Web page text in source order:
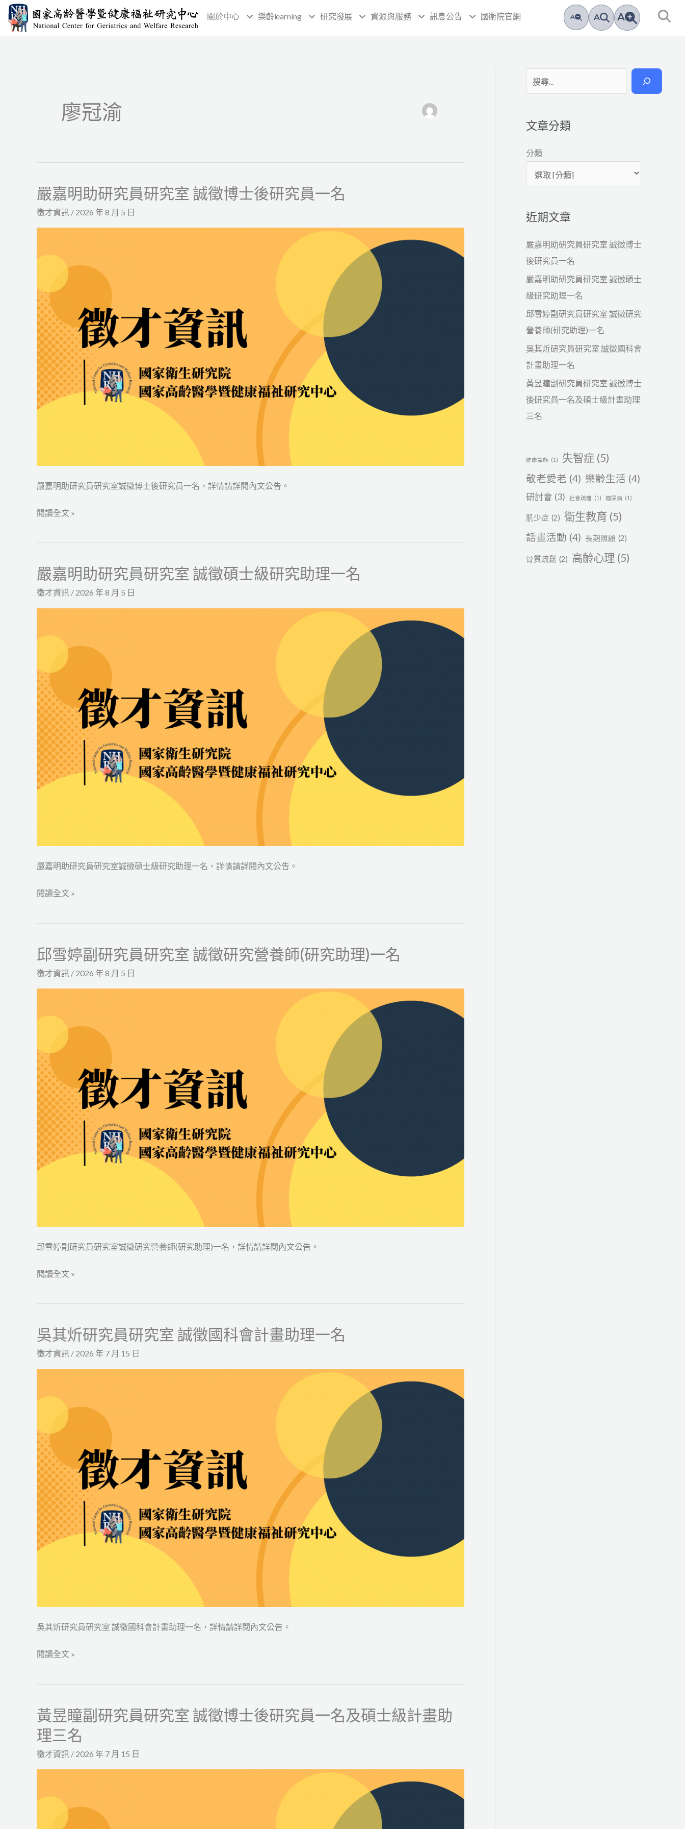
關於中心 樂齡learning 研究發展 資源與服務 訊息公告 國衛院官網 A A A
廖冠渝
嚴嘉明助研究員研究室 誠徵博士後研究員一名
徵才資訊 / 2026 年 8 月 5 日
嚴嘉明助研究員研究室誠徵博士後研究員一名，詳情請詳閱內文公告。
嚴
明
研
究
室
誠
徵
博
士
後
研
閱讀全文 »
嚴嘉明助研究員研究室 誠徵碩士級研究助理一名
徵才資訊 / 2026 年 8 月 5 日
嚴嘉明助研究員研究室誠徵碩士級研究助理一名，詳情請詳閱內文公告。
嚴
研
究
室
誠
徵
碩
士
級
研
名
閱讀全文 »
邱雪婷副研究員研究室 誠徵研究營養師(研究助理)一名
徵才資訊 / 2026 年 8 月 5 日
邱雪婷副研究員研究室誠徵研究營養師(研究助理)一名，詳情請詳閱內文公告。
邱
婷
研
究
室
誠
徵
研
究
營
養
理)
名
閱讀全文 »
吳其炘研究員研究室 誠徵國科會計畫助理一名
徵才資訊 / 2026 年 7 月 15 日
吳其炘研究員研究室 誠徵國科會計畫助理一名，詳情請詳閱內文公告。
吳
究
室
誠
徵
國
科
會
計
畫
閱讀全文 »
黃昱瞳副研究員研究室 誠徵博士後研究員一名及碩士級計畫助
理三名
徵才資訊 / 2026 年 7 月 15 日
黃
昱
瞳
副
研
員
尋
文章分類
分類
近期文章
嚴嘉明助研究員研究室 誠徵博士
後研究員一名
嚴嘉明助研究員研究室 誠徵碩士
級研究助理一名
邱雪婷副研究員研究室 誠徵研究
營養師(研究助理)一名
吳其炘研究員研究室 誠徵國科會
計畫助理一名
黃昱瞳副研究員研究室 誠徵博士
後研究員一名及碩士級計畫助理
三名
健康識能 (1) 失智症 (5)
敬老愛老 (4) 樂齡生活 (4)
研討會 (3) 社會疏離 (1) 糖尿病 (1)
肌少症 (2) 衛生教育 (5)
話畫活動 (4) 長期照顧 (2)
骨質疏鬆 (2) 高齡心理 (5)